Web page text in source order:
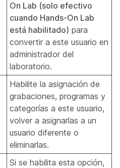
On Lab (solo efectivo
cuando Hands-On Lab
está habilitado) para
convertir a este usuario en
administrador del
laboratorio.
Habilite la asignación de
grabaciones, programas y
categorías a este usuario,
volver a asignarlas a un
usuario diferente o
eliminarlas.
Si se habilita esta opción,